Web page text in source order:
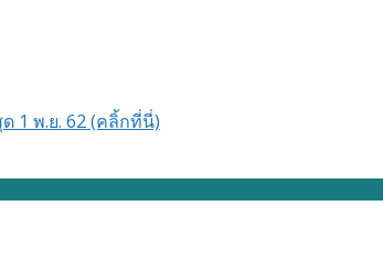
1 พ.ย. 62 (คลิ้กที่นี่)